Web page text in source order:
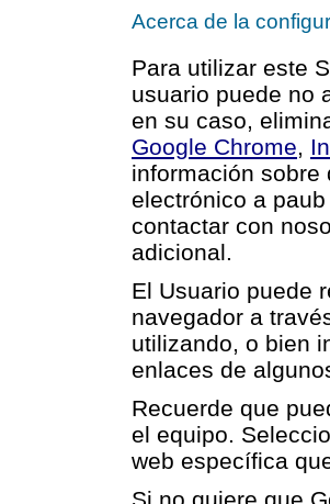
Acerca de la
Para utilizar este
usuario puede no
en su caso,
Google Chrome,
información
electrónico a
contactar con
adicional.
El Usuario puede
navegador a
utilizando, o bien
enlaces de
Recuerde que
el equipo.
web específica